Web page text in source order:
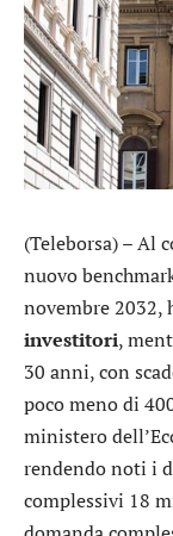
(Teleborsa) – Al
nuovo
novembre 2032,
investitori,
30 anni, con
poco meno di
ministero
rendendo noti i
complessivi 18